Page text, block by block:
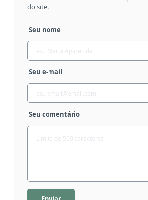
do site.
Seu nome
Seu e-mail
Seu comentário